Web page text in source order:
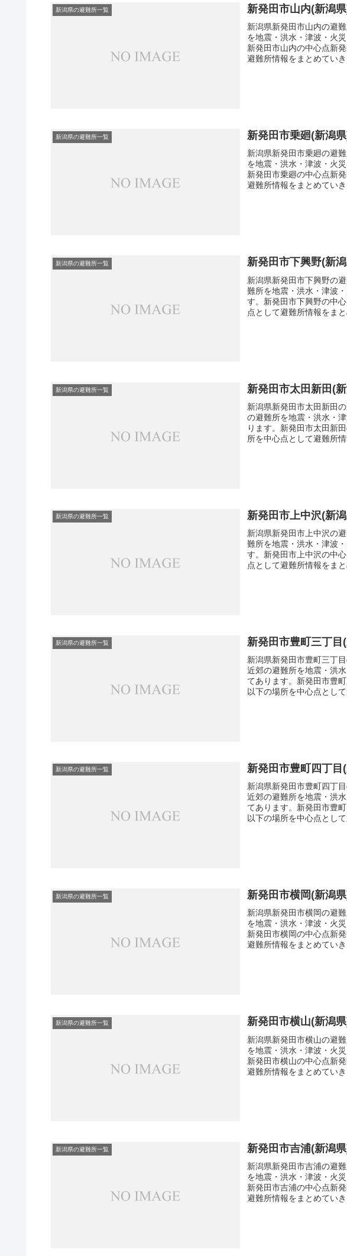
新潟県の避難所一覧 新発田市山内(新潟
新潟県新発田市山内の避
を地震・洪水・津波・火
新発田市山内の中心点新
避難所情報をまとめてい
新潟県の避難所一覧 新発田市乗廻(新潟
新潟県新発田市乗廻の避
を地震・洪水・津波・火
新発田市乗廻の中心点新
避難所情報をまとめてい
新潟県の避難所一覧 新発田市下興野(新
新潟県新発田市下興野の
難所を地震・洪水・津波
す。新発田市下興野の中
点として避難所情報をま
新潟県の避難所一覧 新発田市太田新田(
新潟県新発田市太田新田
の避難所を地震・洪水・
ります。新発田市太田新
所を中心点として避難所
新潟県の避難所一覧 新発田市上中沢(新
新潟県新発田市上中沢の
難所を地震・洪水・津波
す。新発田市上中沢の中
点として避難所情報をま
新潟県の避難所一覧 新発田市豊町三丁
新潟県新発田市豊町三丁
近郊の避難所を地震・洪
てあります。新発田市豊
以下の場所を中心点とし
新潟県の避難所一覧 新発田市豊町四丁
新潟県新発田市豊町四丁
近郊の避難所を地震・洪
てあります。新発田市豊
以下の場所を中心点とし
新潟県の避難所一覧 新発田市横岡(新潟
新潟県新発田市横岡の避
を地震・洪水・津波・火
新発田市横岡の中心点新
避難所情報をまとめてい
新潟県の避難所一覧 新発田市横山(新潟
新潟県新発田市横山の避
を地震・洪水・津波・火
新発田市横山の中心点新
避難所情報をまとめてい
新潟県の避難所一覧 新発田市吉浦(新潟
新潟県新発田市吉浦の避
を地震・洪水・津波・火
新発田市吉浦の中心点新
避難所情報をまとめてい